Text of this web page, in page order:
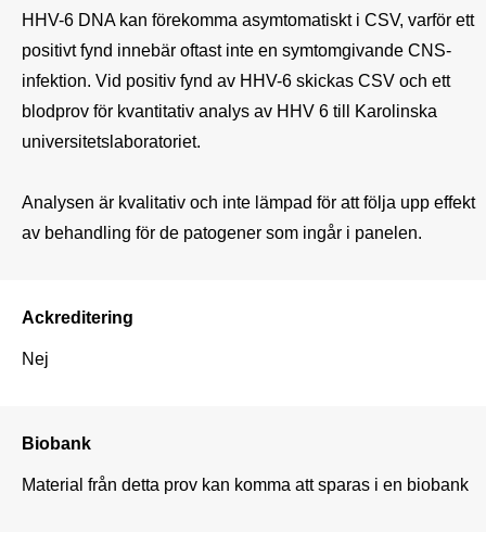
HHV-6 DNA kan förekomma asymtomatiskt i CSV, varför ett
positivt fynd innebär oftast inte en symtomgivande CNS-
infektion. Vid positiv fynd av HHV-6 skickas CSV och ett
blodprov för kvantitativ analys av HHV 6 till Karolinska
universitetslaboratoriet.
Analysen är kvalitativ och inte lämpad för att följa upp effekt
av behandling för de patogener som ingår i panelen.
Ackreditering
Nej
Biobank
Material från detta prov kan komma att sparas i en biobank